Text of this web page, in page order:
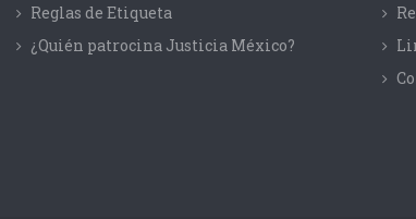
Reglas de Etiqueta
¿Quién patrocina Justicia México?